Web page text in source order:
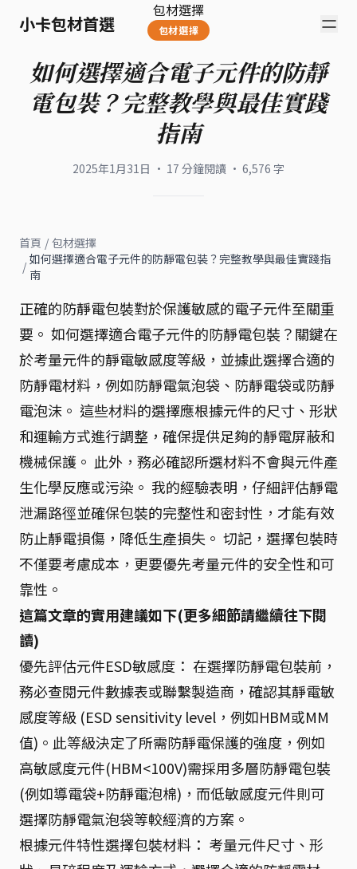
小卡包材首選
包材選擇
包材選擇
如何選擇適合電子元件的防靜
電包裝？完整教學與最佳實踐
指南
2025年1月31日 · 17 分鐘閱讀 · 6,576 字
首頁 / 包材選擇
/ 如何選擇適合電子元件的防靜電包裝？完整教學與最佳實踐指
南
正確的防靜電包裝對於保護敏感的電子元件至關重
要。 如何選擇適合電子元件的防靜電包裝？關鍵在
於考量元件的靜電敏感度等級，並據此選擇合適的
防靜電材料，例如防靜電氣泡袋、防靜電袋或防靜
電泡沫。 這些材料的選擇應根據元件的尺寸、形狀
和運輸方式進行調整，確保提供足夠的靜電屏蔽和
機械保護。 此外，務必確認所選材料不會與元件產
生化學反應或污染。 我的經驗表明，仔細評估靜電
泄漏路徑並確保包裝的完整性和密封性，才能有效
防止靜電損傷，降低生產損失。 切記，選擇包裝時
不僅要考慮成本，更要優先考量元件的安全性和可
靠性。
這篇文章的實用建議如下(更多細節請繼續往下閱
讀)
優先評估元件ESD敏感度： 在選擇防靜電包裝前，
務必查閱元件數據表或聯繫製造商，確認其靜電敏
感度等級 (ESD sensitivity level，例如HBM或MM
值)。此等級決定了所需防靜電保護的強度，例如
高敏感度元件(HBM<100V)需採用多層防靜電包裝
(例如導電袋+防靜電泡棉)，而低敏感度元件則可
選擇防靜電氣泡袋等較經濟的方案。
根據元件特性選擇包裝材料： 考量元件尺寸、形